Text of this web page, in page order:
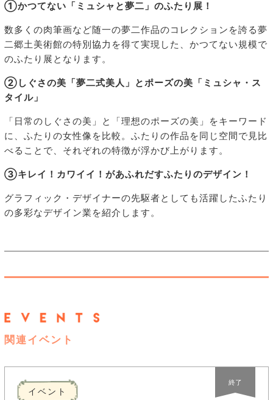
①かつてない「ミュシャと夢二」のふたり展！
数多くの肉筆画など随一の夢二作品のコレクションを誇る夢
二郷土美術館の特別協力を得て実現した、かつてない規模で
のふたり展となります。
②しぐさの美「夢二式美人」とポーズの美「ミュシャ・ス
タイル」
「日常のしぐさの美」と「理想のポーズの美」をキーワード
に、ふたりの女性像を比較。ふたりの作品を同じ空間で見比
べることで、それぞれの特徴が浮かび上がります。
③キレイ！カワイイ！があふれだすふたりのデザイン！
グラフィック・デザイナーの先駆者としても活躍したふたり
の多彩なデザイン業を紹介します。
関連イベント
イベント
終了